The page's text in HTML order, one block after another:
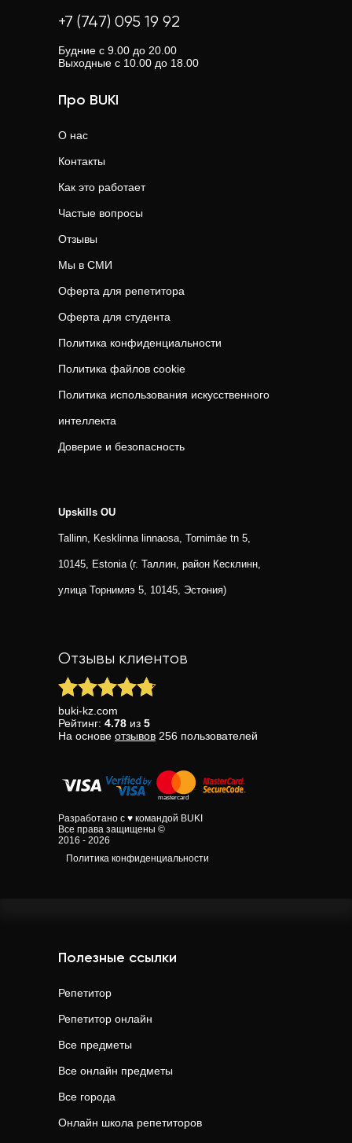
+7 (747) 095 19 92
Будние с 9.00 до 20.00
Выходные с 10.00 до 18.00
Про BUKI
О нас
Контакты
Как это работает
Частые вопросы
Отзывы
Мы в СМИ
Оферта для репетитора
Оферта для студента
Политика конфиденциальности
Политика файлов cookie
Политика использования искусственного
интеллекта
Доверие и безопасность
Upskills OU
Tallinn, Kesklinna linnaosa, Tornimäe tn 5,
10145, Estonia (г. Таллин, район Кесклинн,
улица Торнимяэ 5, 10145, Эстония)
Отзывы клиентов
buki-kz.com
Рейтинг: 4.78 из 5
На основе отзывов 256 пользователей
Разработано с ♥ командой BUKI
Все права защищены ©
2016 - 2026
Политика конфиденциальности
Полезные ссылки
Репетитор
Репетитор онлайн
Все предметы
Все онлайн предметы
Все города
Онлайн школа репетиторов